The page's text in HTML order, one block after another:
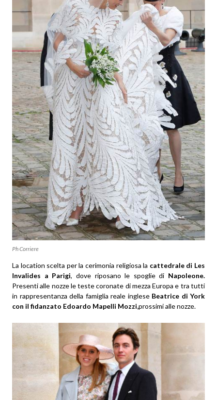
Ph Corriere
La location scelta per la cerimonia religiosa la cattedrale di Les
Invalides a Parigi, dove riposano le spoglie di Napoleone.
Presenti alle nozze le teste coronate di mezza Europa e tra tutti
in rappresentanza della famiglia reale ingleseBeatrice di York
con il fidanzato Edoardo Mapelli Mozzi,prossimi alle nozze.